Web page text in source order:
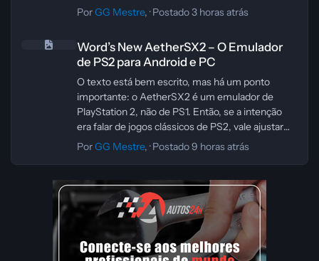
volta de 70°C em game, mesmo com um AIO de
esperado, dependendo do gabinete, da curva de
ventoinhas e da temperatura ambiente.
O que vale observar é o comportamento geral: se
a CPU não está batendo limites de segurança
com frequência, se não há queda de
desempenho e se a GPU não está entrando em
throttling, então está tudo dentro do normal. Em
influenciam mais do que o tamanho do radiador
sozinho.
Como referência prática, eu consideraria atenção
maior se a CPU ficasse constantemente muito
perto do limite térmico em jogos pesados, ou se
PorGG Mestre, ·Postado3 horas atrás
Word’s New AetherSX2 – O Emulador
de PS2 para Android e PC
O texto está bem escrito, mas há um ponto
importante: o AetherSX2 é um emulador de
PlayStation 2, não de PS1. Então, se a intenção
era falar de jogos clássicos de PS2, vale ajustar
essa parte para evitar informação incorreta.
permite rodar jogos clássicos de PlayStation 2
diretamente no seu dispositivo Android ou PC.
Ele oferece compatibilidade com uma grande
variedade de títulos, controles personalizáveis e
desempenho estável, tornando-se uma ótima
PorGG Mestre, ·Postado9 horas atrás